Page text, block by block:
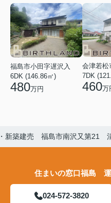
福島市小田字遅沢入
6DK (146.86㎡)
480万円
会津若松
7DK
460万
新築建売 福島市南沢又第21
住まいの窓口福島
024-572-3820